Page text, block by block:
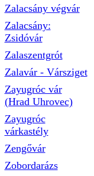
Zalacsány végvár
Zalacsány:
Zsidóvár
Zalaszentgrót
Zalavár - Vársziget
Zayugróc vár
(Hrad Uhrovec)
Zayugróc
várkastély
Zengővár
Zobordarázs